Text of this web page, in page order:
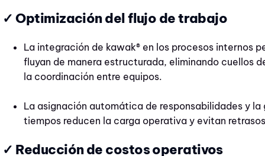
✓ Optimización del flujo de trabajo
La integración de kawak® en los procesos internos
fluyan de manera estructurada, eliminando cuellos
la coordinación entre equipos.
La asignación automática de responsabilidades y
tiempos reducen la carga operativa y evitan
✓ Reducción de costos operativos